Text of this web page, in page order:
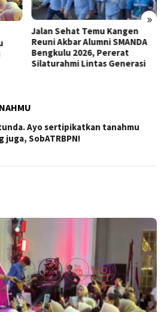
»
Reuni Akbar SMANDA
Bengkulu 1980–2025 Jadi
Momentum Konsolidasi
Alumni Lintas Generasi
Ayo sertipikatkan tanahmu
juga, SobATRBPN!